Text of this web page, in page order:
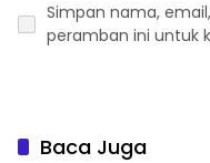
Simpan nama,
peramban ini untuk
Baca Juga